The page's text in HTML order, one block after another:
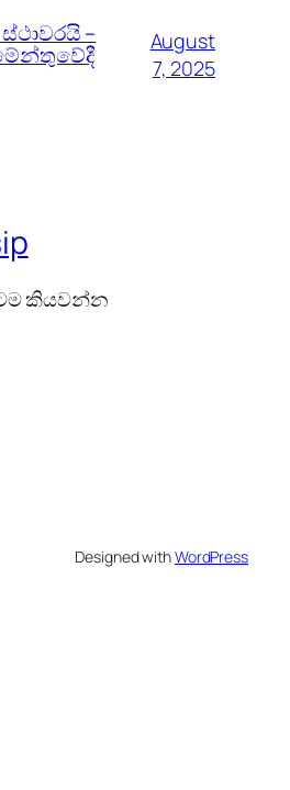
–
August
7, 2025
කියවන්න
Designed withWordPress